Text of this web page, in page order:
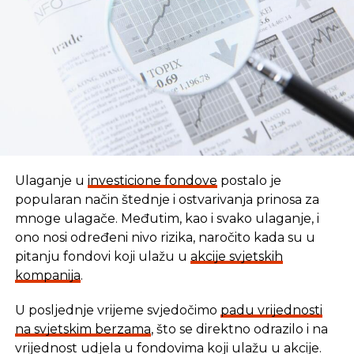
REKLAMA
U vremenu kada tradicionalni oblici štednje nude
sve skromnije prinose, ovaj Fond se nameće kao
Ulaganje u investicione fondove postalo je
popularan način štednje i ostvarivanja prinosa za
mnoge ulagače. Međutim, kao i svako ulaganje, i
ono nosi određeni nivo rizika, naročito kada su u
pitanju fondovi koji ulažu u akcije svjetskih
kompanija.
U posljednje vrijeme svjedočimo padu vrijednosti
na svjetskim berzama, što se direktno odrazilo i na
vrijednost udjela u fondovima koji ulažu u akcije.